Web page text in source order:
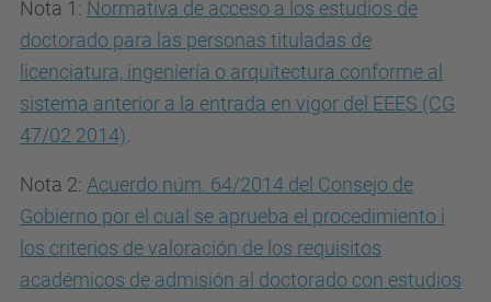
Nota 1: Normativa de acceso a los estudios de
doctorado para las personas tituladas de
licenciatura, ingeniería o arquitectura conforme al
sistema anterior a la entrada en vigor del EEES (CG
47/02 2014)
Nota 2: Acuerdo núm. 64/2014 del Consejo de
Gobierno por el cual se aprueba el procedimiento i
los criterios de valoración de los requisitos
académicos de admisión al doctorado con estudios